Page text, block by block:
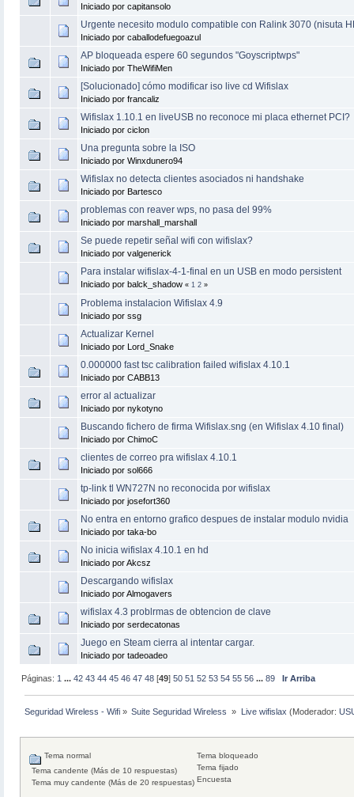
Iniciado por capitansolo
Urgente necesito modulo compatible con Ralink 3070 (nisuta
Iniciado por caballodefuegoazul
AP bloqueada espere 60 segundos "Goyscriptwps"
Iniciado por TheWifiMen
[Solucionado] cómo modificar iso live cd Wifislax
Iniciado por francaliz
Wifislax 1.10.1 en liveUSB no reconoce mi placa ethernet PCI?
Iniciado por ciclon
Una pregunta sobre la ISO
Iniciado por Winxdunero94
Wifislax no detecta clientes asociados ni handshake
Iniciado por Bartesco
problemas con reaver wps, no pasa del 99%
Iniciado por marshall_marshall
Se puede repetir señal wifi con wifislax?
Iniciado por valgenerick
Para instalar wifislax-4-1-final en un USB en modo persistent
Iniciado por balck_shadow « 1 2»
Problema instalacion Wifislax 4.9
Iniciado por ssg
Actualizar Kernel
Iniciado por Lord_Snake
0.000000 fast tsc calibration failed wifislax 4.10.1
Iniciado por CABB13
error al actualizar
Iniciado por nykotyno
Buscando fichero de firma Wifislax.sng (en Wifislax 4.10 final)
Iniciado por ChimoC
clientes de correo pra wifislax 4.10.1
Iniciado por sol666
tp-link tl WN727N no reconocida por wifislax
Iniciado por josefort360
No entra en entorno grafico despues de instalar modulo nvidia
Iniciado por taka-bo
No inicia wifislax 4.10.1 en hd
Iniciado por Akcsz
Descargando wifislax
Iniciado por Almogavers
wifislax 4.3 problrmas de obtencion de clave
Iniciado por serdecatonas
Juego en Steam cierra al intentar cargar.
Iniciado por tadeoadeo
Páginas: 1 ...42 43 44 45 46 47 48 [49]50 51 52 53 54 55 56 ...89 Ir Arriba
Seguridad Wireless - Wifi » Suite Seguridad Wireless » Live wifislax (Moderador:
Tema normal
Tema candente (Más de 10 respuestas)
Tema muy candente (Más de 20 respuestas)
Tema bloqueado
Tema fijado
Encuesta